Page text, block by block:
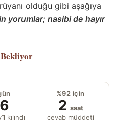
olduğu gibi aşağıya
yorumlar; nasibi de hayır
Bekliyor
kılındı
%92 için
2 saat
cevab müddeti